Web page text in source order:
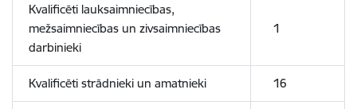
Kvalificēti lauksaimniecības,
mežsaimniecības un zivsaimniecības
darbinieki
1
Kvalificēti strādnieki un amatnieki 16